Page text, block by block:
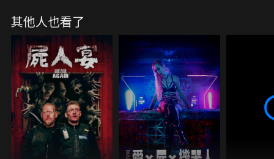
親葬在一塊。沒想到，在為哈迪舉行祈禱儀式的那天
深夜，死去的他竟然自行起身走出家門。隔天，哈迪
的遺體出現在鄉下老家的門口，嚇壞了老家的親
戚……。
其他人也看了